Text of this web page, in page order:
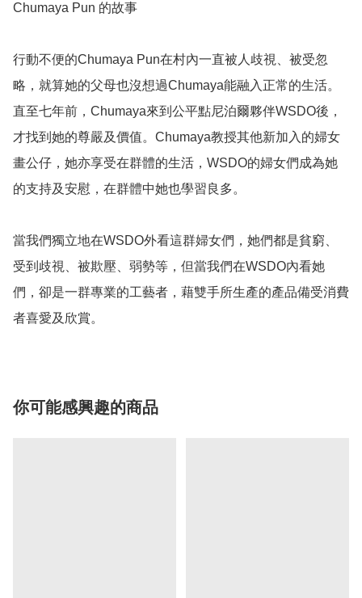
Chumaya Pun 的故事
行動不便的Chumaya Pun在村內一直被人歧視、被受忽
略，就算她的父母也沒想過Chumaya能融入正常的生活。
直至七年前，Chumaya來到公平點尼泊爾夥伴WSDO後，
才找到她的尊嚴及價值。Chumaya教授其他新加入的婦女
畫公仔，她亦享受在群體的生活，WSDO的婦女們成為她
的支持及安慰，在群體中她也學習良多。
當我們獨立地在WSDO外看這群婦女們，她們都是貧窮、
受到歧視、被欺壓、弱勢等，但當我們在WSDO內看她
們，卻是一群專業的工藝者，藉雙手所生產的產品備受消費
者喜愛及欣賞。
你可能感興趣的商品